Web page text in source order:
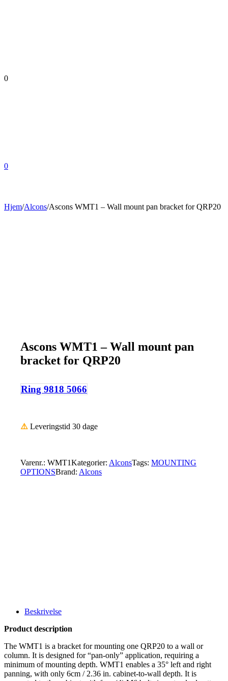
0
0
Hjem/Alcons/Ascons WMT1 – Wall mount pan bracket for QRP20
Ascons WMT1 – Wall mount pan
bracket for QRP20
Ring 9818 5066
⚠️ Leveringstid 30 dage
Varenr.: WMT1Kategorier: AlconsTags: MOUNTING
OPTIONSBrand: Alcons
Beskrivelse
Product description
The WMT1 is a bracket for mounting one QRP20 to a wall or
column. It is designed for “pan-only” application, requiring a
minimum of mounting depth. WMT1 enables a 35° left and right
panning, with only 6cm / 2.36 in. cabinet-to-wall depth. It is